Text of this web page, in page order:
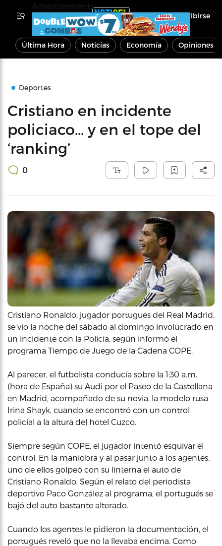
Inscribirse
Última Hora Noticias Economía Opiniones
Deportes
Cristiano en incidente
policiaco… y en el tope del
‘ranking’
0
Cristiano Ronaldo, jugador portugues del Real Madrid,
se vio la noche del sábado al domingo involucrado en
un incidente con la Policía, según informó el
programa Tiempo de Juego de la Cadena COPE.
Al parecer, el futbolista conducía sobre la 1:30 a.m.
(hora de España) su Audi por el Paseo de la Castellana
en Madrid, acompañado de su novia, la modelo rusa
Irina Shayk, cuando se encontró con un control
policial a la altura del hotel Cuzco.
Siempre según COPE, el jugador intentó esquivar el
control. En la maniobra y al pasar junto a los agentes,
uno de ellos golpeó con su linterna el auto de
Cristiano Ronaldo. Según el relato del periodista
deportivo Paco González al programa, el portugués se
bajó del auto bastante alterado.
Cuando los agentes le pidieron la documentación, el
portugués reveló que no la llevaba encima. Como
Advertisements